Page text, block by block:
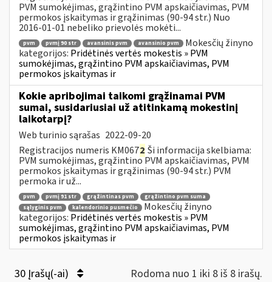
PVM sumokėjimas, grąžintino PVM apskaičiavimas, PVM
permokos įskaitymas ir grąžinimas (90-94 str.) Nuo
2016-01-01 nebeliko prievolės mokėti...
pvm pvmį 90 str avansinis pvm avansinio pvm
Mokesčių žinyno
kategorijos: Pridėtinės vertės mokestis » PVM
sumokėjimas, grąžintino PVM apskaičiavimas, PVM
permokos įskaitymas ir
Kokie apribojimai taikomi grąžinamai PVM
sumai, susidariusiai už atitinkamą mokestinį
laikotarpį?
Web turinio sąrašas 2022-09-20
Registracijos numeris KM0672 Ši informacija skelbiama:
PVM sumokėjimas, grąžintino PVM apskaičiavimas, PVM
permokos įskaitymas ir grąžinimas (90-94 str.) PVM
permoka ir už...
pvm pvmį 91 str grąžintinas pvm
grąžintino pvm suma
sąlyginis pvm
kalendorinio pusmečio
Mokesčių žinyno
kategorijos: Pridėtinės vertės mokestis » PVM
sumokėjimas, grąžintino PVM apskaičiavimas, PVM
permokos įskaitymas ir
30 Įrašų(-ai) Rodoma nuo 1 iki 8 iš 8 irašų.